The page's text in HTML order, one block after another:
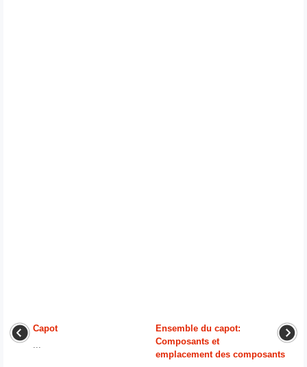
Capot
...
Ensemble du capot:
Composants et
emplacement des composants